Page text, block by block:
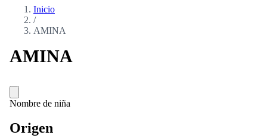
Inicio
/
AMINA
AMINA
Nombre de niña
Origen